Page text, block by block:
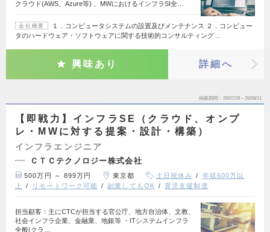
クラウド(AWS、Azure等) 、MWにおけるインフラSI全…
会社概要
１．コンピュータシステムの設置及びメンテナンス ２．コンピュー
タのハードウェア・ソフトウェアに関する技術的コンサルティング…
興味あり 詳細へ
掲載期間 26/07/29～26/08/11
【即戦力】インフラSE（クラウド、オンプ
レ・MWに対する提案・設計・構築）
インフラエンジニア
ＣＴＣテクノロジー株式会社
500万円 ～ 899万円 東京都 土日祝休み
年収600万以
上
リモートワーク可能 副業してもOK 育児支援制度
担当顧客：主にCTCが担当する官公庁、地方自治体、文教、
社会インフラ企業、金融業、地銀等 ・ITシステムインフラ
全般(クラ…